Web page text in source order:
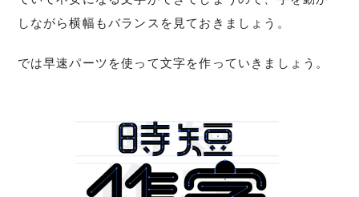
しながら横幅もバランスを見ておきましょう。
では早速パーツを使って文字を作っていきましょう。